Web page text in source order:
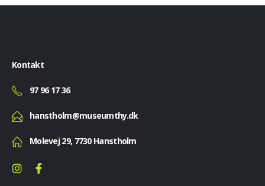
Kontakt
97 96 17 36
hanstholm@museumthy.dk
Molevej 29, 7730 Hanstholm